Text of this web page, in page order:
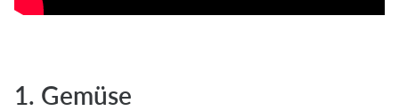
1. Gemüse